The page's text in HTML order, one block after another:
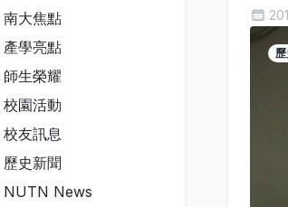
南大焦點
產學亮點
師生榮耀
校園活動
校友訊息
歷史新聞
NUTN News